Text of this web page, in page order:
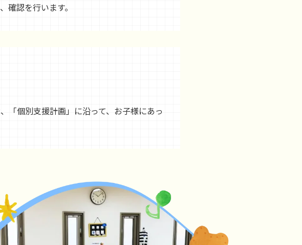
確認を行います。
「個別支援計画」に沿って、お子様にあっ